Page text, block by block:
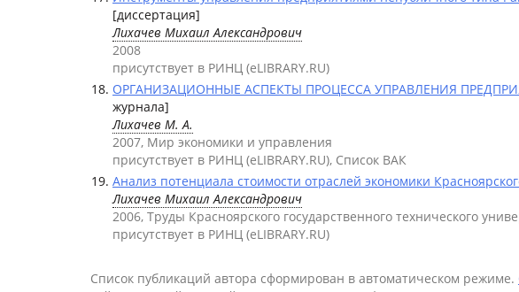
[диссертация]
Лихачев Михаил Александрович
2008
присутствует в РИНЦ (eLIBRARY.RU)
ОРГАНИЗАЦИОННЫЕ АСПЕКТЫ ПРОЦЕССА УПРАВЛЕНИЯ
журнала]
Лихачев М. А.
2007, Мир экономики и управления
присутствует в РИНЦ (eLIBRARY.RU), Список ВАК
Анализ потенциала стоимости отраслей экономики
Лихачев Михаил Александрович
2006, Труды Красноярского государственного технического
присутствует в РИНЦ (eLIBRARY.RU)
Список публикаций автора сформирован в автоматическом режиме.